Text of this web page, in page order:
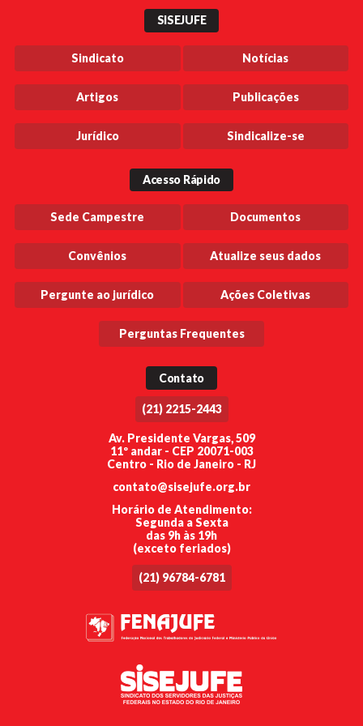
SISEJUFE
Sindicato Notícias
Artigos Publicações
Jurídico Sindicalize-se
Acesso Rápido
Sede Campestre Documentos
Convênios Atualize seus dados
Pergunte ao jurídico Ações Coletivas
Perguntas Frequentes
Contato
(21) 2215-2443
Av. Presidente Vargas, 509
11º andar - CEP 20071-003
Centro - Rio de Janeiro - RJ
contato@sisejufe.org.br
Horário de Atendimento:
Segunda a Sexta
das 9h às 19h
(exceto feriados)
(21) 96784-6781